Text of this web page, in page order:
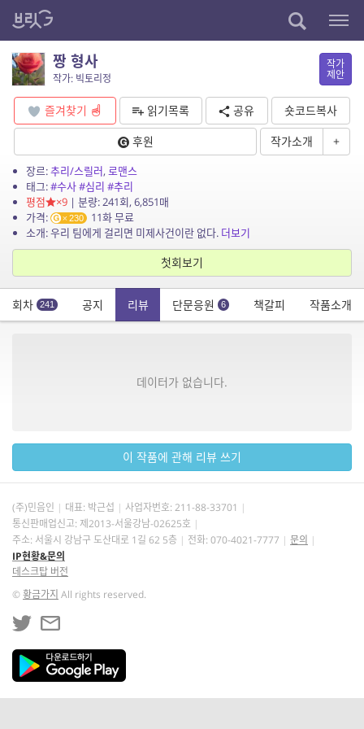
짱 형사
작가: 빅토리정
작가
제안
즐겨찾기 읽기목록 공유
숏코드복사
후원
작가소개 +
장르:추리/스릴러,로맨스
태그:#수사#심리 #추리
평점
×9| 분량: 241회, 6,851매
가격:
230
11화 무료
소개: 우리 팀에게 걸리면 미제사건이란 없다. 더보기
첫회보기
회차 241 공지 리뷰 단문응원 6 책갈피 작품소개
데이터가 없습니다.
이 작품에 관해 리뷰 쓰기
(주)민음인 대표: 박근섭 사업자번호: 211-88-33701
통신판매업신고: 제2013-서울강남-02625호
주소: 서울시 강남구 도산대로 1길 62 5층
전화: 070-4021-7777
문의
IP현황&문의
데스크탑 버전
©황금가지 All rights reserved.